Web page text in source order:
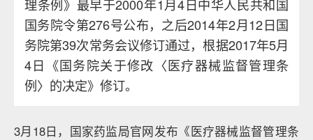
理条例》最早于2000年1月4日中华人民共和国
国务院令第276号公布，之后2014年2月12日国
务院第39次常务会议修订通过，根据2017年5月
4日《国务院关于修改〈医疗器械监督管理条
例〉的决定》修订。
3月18日，国家药监局官网发布《医疗器械监督管理条